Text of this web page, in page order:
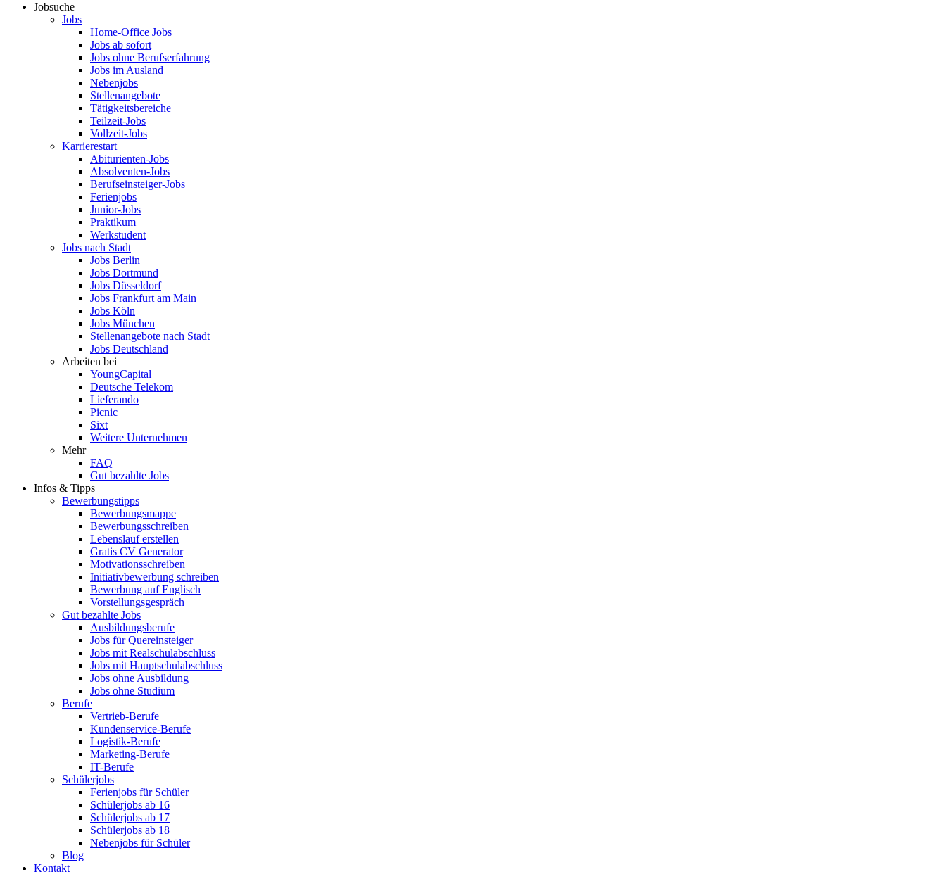
Jobsuche
Jobs
Home-Office Jobs
Jobs ab sofort
Jobs ohne Berufserfahrung
Jobs im Ausland
Nebenjobs
Stellenangebote
Tätigkeitsbereiche
Teilzeit-Jobs
Vollzeit-Jobs
Karrierestart
Abiturienten-Jobs
Absolventen-Jobs
Berufseinsteiger-Jobs
Ferienjobs
Junior-Jobs
Praktikum
Werkstudent
Jobs nach Stadt
Jobs Berlin
Jobs Dortmund
Jobs Düsseldorf
Jobs Frankfurt am Main
Jobs Köln
Jobs München
Stellenangebote nach Stadt
Jobs Deutschland
Arbeiten bei
YoungCapital
Deutsche Telekom
Lieferando
Picnic
Sixt
Weitere Unternehmen
Mehr
FAQ
Gut bezahlte Jobs
Infos & Tipps
Bewerbungstipps
Bewerbungsmappe
Bewerbungsschreiben
Lebenslauf erstellen
Gratis CV Generator
Motivationsschreiben
Initiativbewerbung schreiben
Bewerbung auf Englisch
Vorstellungsgespräch
Gut bezahlte Jobs
Ausbildungsberufe
Jobs für Quereinsteiger
Jobs mit Realschulabschluss
Jobs mit Hauptschulabschluss
Jobs ohne Ausbildung
Jobs ohne Studium
Berufe
Vertrieb-Berufe
Kundenservice-Berufe
Logistik-Berufe
Marketing-Berufe
IT-Berufe
Schülerjobs
Ferienjobs für Schüler
Schülerjobs ab 16
Schülerjobs ab 17
Schülerjobs ab 18
Nebenjobs für Schüler
Blog
Kontakt